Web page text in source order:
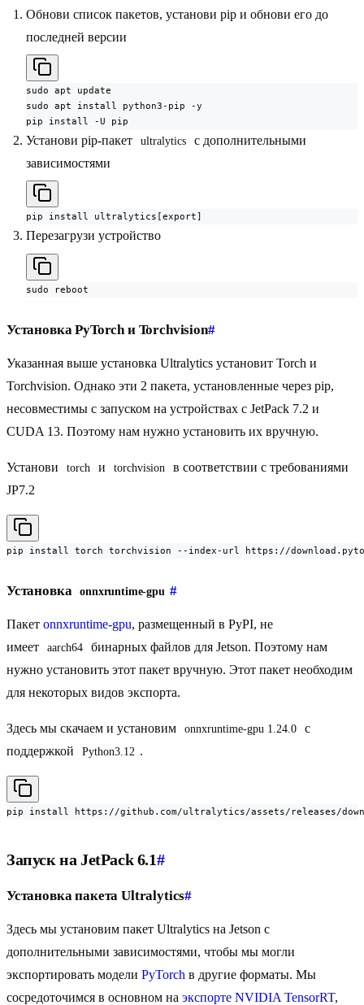
Обнови список пакетов, установи pip и обнови его до
последней версии
sudo apt update
sudo apt install python3-pip -y
pip install -U pip
Установи pip-пакет ultralytics
с дополнительными
зависимостями
pip install ultralytics[export]
Перезагрузи устройство
sudo reboot
Установка PyTorch и Torchvision#
Указанная выше установка Ultralytics установит Torch и
Torchvision. Однако эти 2 пакета, установленные через pip,
несовместимы с запуском на устройствах с JetPack 7.2 и
CUDA 13. Поэтому нам нужно установить их вручную.
Установи torch и torchvision
в соответствии с требованиями
JP7.2
pip install torch torchvision --index-url https://
Установка onnxruntime-gpu #
Пакет onnxruntime-gpu, размещенный в PyPI, не
имеет
aarch64
бинарных файлов для Jetson. Поэтому нам
нужно установить этот пакет вручную. Этот пакет необходим
для некоторых видов экспорта.
Здесь мы скачаем и установим onnxruntime-gpu 1.24.0
с
поддержкой
Python3.12 .
pip install https://github.com/ultralytics/assets/releases/
Запуск на JetPack 6.1#
Установка пакета Ultralytics#
Здесь мы установим пакет Ultralytics на Jetson с
дополнительными зависимостями, чтобы мы могли
экспортировать модели PyTorch в другие форматы. Мы
сосредоточимся в основном на экспорте NVIDIA TensorRT,